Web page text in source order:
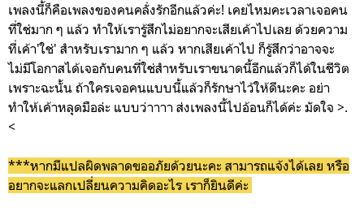
เพลงนี้ก็คือเพลงของคนคลั่งรักอีกแล้วค่ะ! เคยไหมคะเวลาเจอคน
ที่ใช่มาก ๆ แล้ว ทำให้เรารู้สึกไม่อยากจะเสียเค้าไปเลย ด้วยความ
ที่เค้า'ใช่' สำหรับเรามาก ๆ แล้ว หากเสียเค้าไป ก็รู้สึกว่าอาจจะ
ไม่มีโอกาสได้เจอกับคนที่ใช่สำหรับเราขนาดนี้อีกแล้วก็ได้ในชีวิต
เพราะฉะนั้น ถ้าใครเจอคนแบบนี้แล้วก็รักษาไว้ให้ดีนะคะ อย่า
ทำให้เค้าหลุดมือล่ะ แบบว่าาาา ส่งเพลงนี้ไปอ้อนก็ได้ค่ะ มัดใจ >.
<
***หากมีแปลผิดพลาดขออภัยด้วยนะคะ สามารถแจ้งได้เลย หรือ
อยากจะแลกเปลี่ยนความคิดอะไร เราก็ยินดีค่ะ